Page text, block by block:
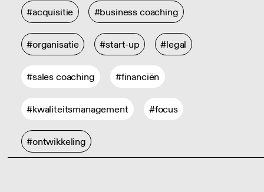
#acquisitie #business coaching
#organisatie #start-up #legal
#sales coaching #financiën
#kwaliteitsmanagement #focus
#ontwikkeling